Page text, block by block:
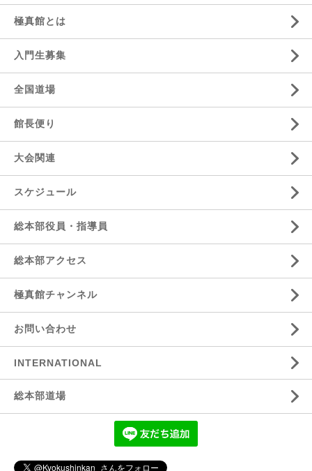
極真館とは
入門生募集
全国道場
館長便り
大会関連
スケジュール
総本部役員・指導員
総本部アクセス
極真館チャンネル
お問い合わせ
INTERNATIONAL
総本部道場